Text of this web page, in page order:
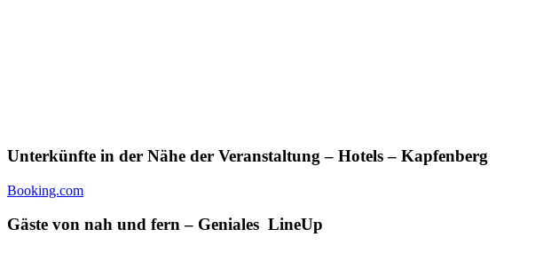
Unterkünfte in der Nähe der Veranstaltung – Hotels – Kapfenberg
Booking.com
Gäste von nah und fern – Geniales LineUp